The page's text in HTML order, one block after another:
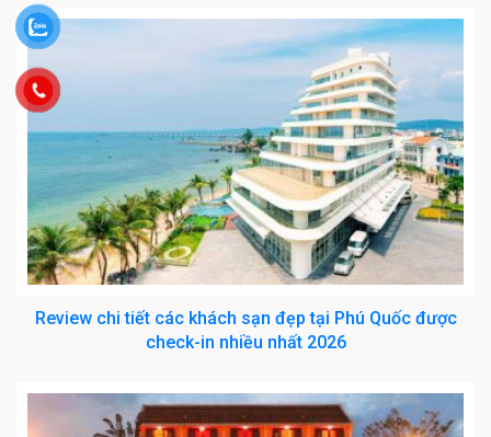
Review chi tiết các khách sạn đẹp tại Phú Quốc được
check-in nhiều nhất 2026